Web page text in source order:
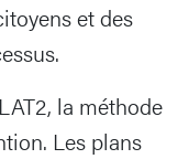
et des
la méthode
Les plans